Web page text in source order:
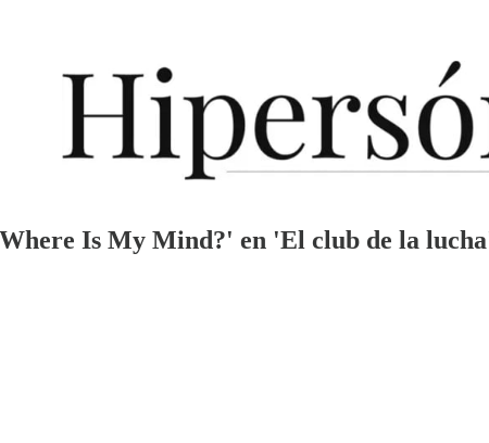
Is My Mind?' en 'El club de la